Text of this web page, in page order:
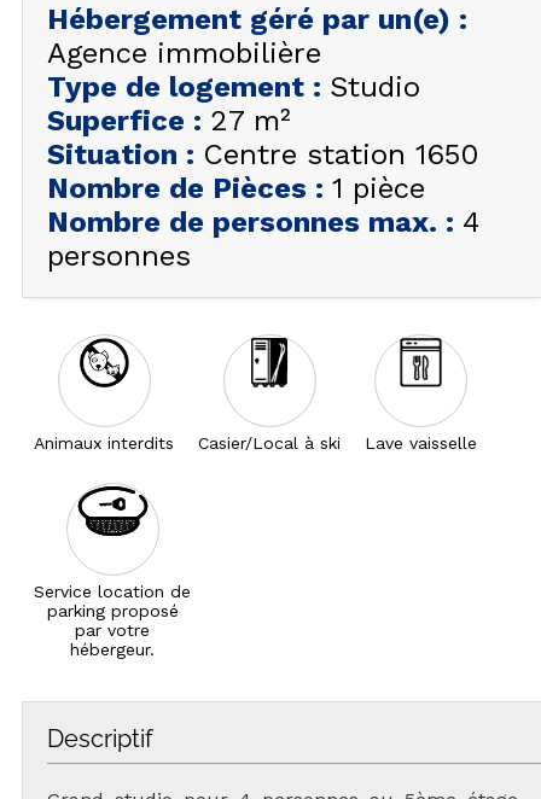
INSPIREZ-VOUS !
ÉTÉ
HIVER
FR EN
+33 (0)4 92 44 19 17
Hébergement géré par un(e) :
Agence immobilière
Type de logement : Studio
Superfice : 27 m²
Situation : Centre station 1650
Nombre de Pièces : 1 pièce
Nombre de personnes max. : 4
personnes
Animaux interdits Casier/Local à ski Lave vaisselle
Service location de
parking proposé
par votre
hébergeur.
Descriptif